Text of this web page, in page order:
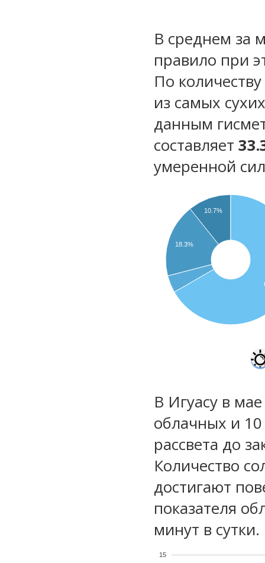
В среднем за
правило при
По
из самых
данным
составляет
умеренной
10.7%
18.3%
В Игуасу в
облачных и
рассвета до
Количество
достигают
показателя
минут в сутки.
15